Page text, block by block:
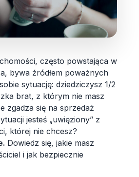
często powstająca w
bywa źródłem poważnych
sytuację: dziedziczysz 1/2
brat, z którym nie masz
zgadza się na sprzedaż
jesteś „uwięziony” z
której nie chcesz?
Dowiedz się, jakie masz
i jak bezpiecznie